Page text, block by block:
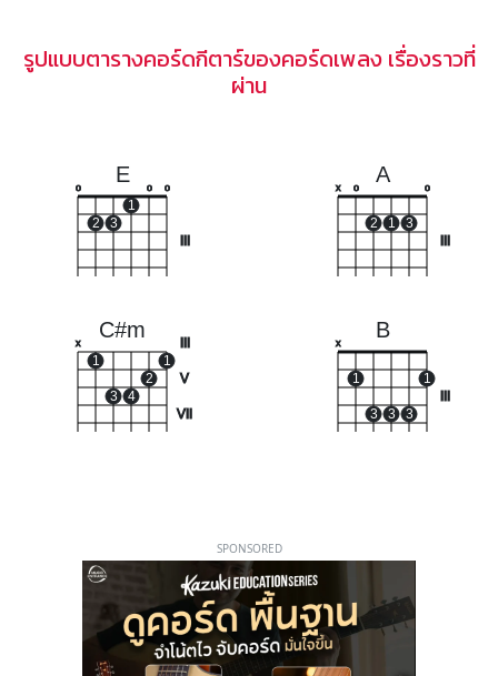
รูปแบบตารางคอร์ดกีตาร์ของคอร์ดเพลง เรื่องราวที่
ผ่าน
E
o
2 3
1
o o
A
x o
2 1 3
o
C#m
V
VII
x
1
3 4
2
1
B
x
1
3 3 3
1
SPONSORED